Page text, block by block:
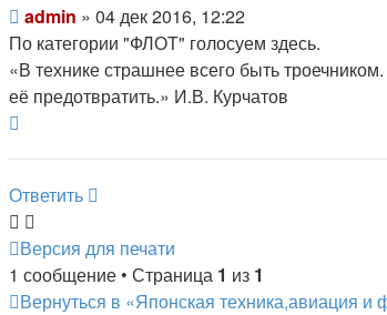
Непрочитанное
сообщение
admin » 04 дек 2016, 12:22
По категории "ФЛОТ" голосуем здесь.
«В технике страшнее всего быть
её предотвратить.» И.В. Курчатов
Ответить
Ответить
Версия для печати
1 сообщение • Страница 1 из 1
Вернуться в «Японская техника,авиация и